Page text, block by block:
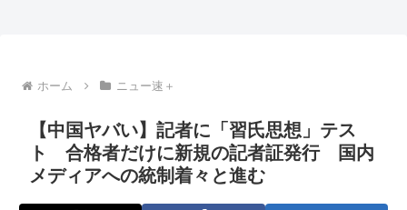
ん。東京...
【画像】巨乳アナウンサーさん、高校時代の制服を着てしまう
高市早苗、また経歴にウソが判明
子供「ママー、誕生日までに隠し部屋作って」母親「わかっ
た」
ホーム ニュー速＋
【中国ヤバい】記者に「習氏思想」テス
ト 合格者だけに新規の記者証発行 国内
メディアへの統制着々と進む